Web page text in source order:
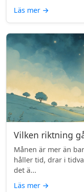
Läs mer →
Vilken riktning
Månen är mer än
håller tid, drar i
det ä...
Läs mer →